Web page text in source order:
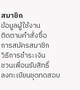
สมาชิก
ข้อมูลผู้ใช้งาน
ติดตามคำสั่งซื้อ
การสมัครสมาชิก
วิธีการชำระเงิน
ชวนเพื่อนรับสิทธิ์
ลงทะเบียนชุดทดสอบ